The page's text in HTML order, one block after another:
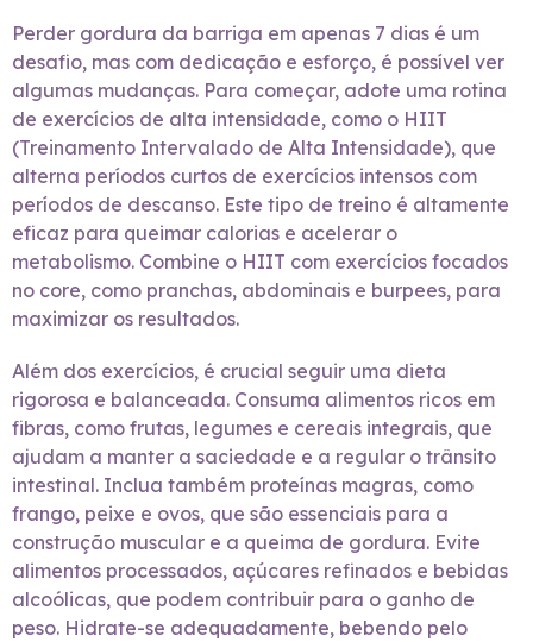
Perder gordura da barriga em apenas 7 dias é um
desafio, mas com dedicação e esforço, é possível ver
algumas mudanças. Para começar, adote uma rotina
de exercícios de alta intensidade, como o HIIT
(Treinamento Intervalado de Alta Intensidade), que
alterna períodos curtos de exercícios intensos com
períodos de descanso. Este tipo de treino é altamente
eficaz para queimar calorias e acelerar o
metabolismo. Combine o HIIT com exercícios focados
no core, como pranchas, abdominais e burpees, para
maximizar os resultados.
Além dos exercícios, é crucial seguir uma dieta
rigorosa e balanceada. Consuma alimentos ricos em
fibras, como frutas, legumes e cereais integrais, que
ajudam a manter a saciedade e a regular o trânsito
intestinal. Inclua também proteínas magras, como
frango, peixe e ovos, que são essenciais para a
construção muscular e a queima de gordura. Evite
alimentos processados, açúcares refinados e bebidas
alcoólicas, que podem contribuir para o ganho de
peso. Hidrate-se adequadamente, bebendo pelo